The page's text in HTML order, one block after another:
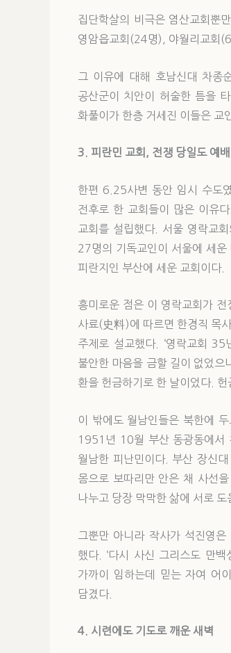
집단학살의 비극은 염산교회뿐
영암읍교회(24명), 야월리교회
그 이유에 대해 호남신대 차종
공산군이 치안이 허술한 틈을
화풀이가 한층 거세진 이들은 교
3. 피란민 교회, 전쟁 당일도 예배
한편 6.25사변 동안 임시 수도
전후로 한 교회들이 많은 이유
교회를 설립했다. 서울 영락교
27명의 기독교인이 서울에 세
피란지인 부산에 세운 교회이다.
흥미로운 점은 이 영락교회가
사료(史料)에 따르면 한경직 목
주제로 설교했다. ‘영락교회
불안한 마음을 금할 길이 없었
환을 헌금하기로 한 날이었다.
이 밖에도 월남인들은 북한에
1951년 10월 부산 동광동에서
월남한 피난민이다. 부산 장신
몸으로 보따리만 안은 채 사선
나누고 당장 막막한 삶에 서로
그뿐만 아니라 작사가 석진영
했다. ‘다시 사신 그리스도 만
가까이 임하는데 믿는 자여 어
담겼다.
4. 시련에도 기도로 깨운 새벽